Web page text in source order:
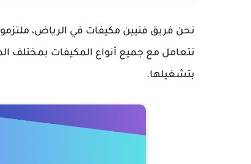
نحن فريق فنيين مكيفات في الرياض،
نتعامل مع جميع أنواع المكيفات بمختلف
بتشغيلها.